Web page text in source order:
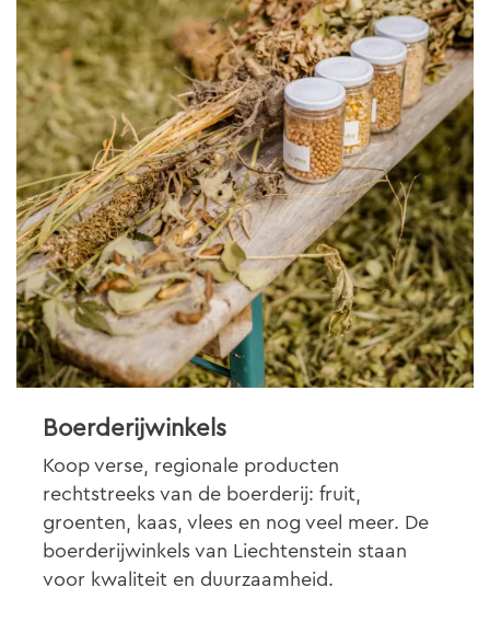
Boerderijwinkels
Koop verse, regionale producten
rechtstreeks van de boerderij: fruit,
groenten, kaas, vlees en nog veel meer. De
boerderijwinkels van Liechtenstein staan
voor kwaliteit en duurzaamheid.